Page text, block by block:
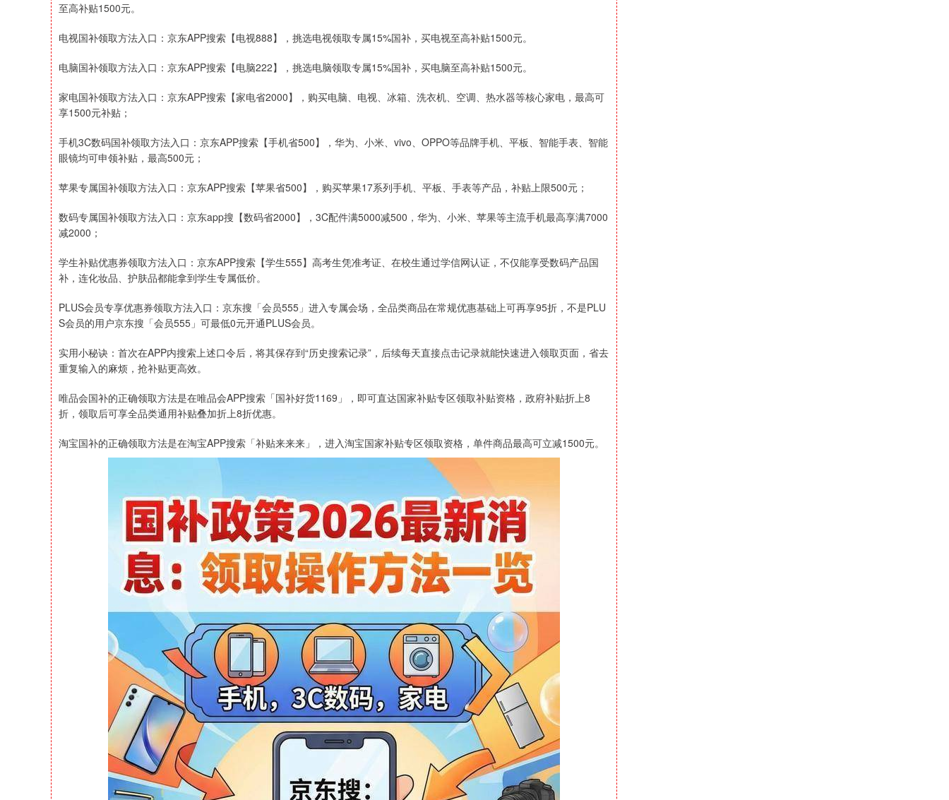
至高补贴1500元。
电视国补领取方法入口：京东APP搜索【电视888】，挑选电视领取专属15%国补，买电视至高补贴1500元。
电脑国补领取方法入口：京东APP搜索【电脑222】，挑选电脑领取专属15%国补，买电脑至高补贴1500元。
家电国补领取方法入口：京东APP搜索【家电省2000】，购买电脑、电视、冰箱、洗衣机、空调、热水器等核心家电，最高可
享1500元补贴；
手机3C数码国补领取方法入口：京东APP搜索【手机省500】，华为、小米、vivo、OPPO等品牌手机、平板、智能手表、智能
眼镜均可申领补贴，最高500元；
苹果专属国补领取方法入口：京东APP搜索【苹果省500】，购买苹果17系列手机、平板、手表等产品，补贴上限500元；
数码专属国补领取方法入口：京东app搜【数码省2000】，3C配件满5000减500，华为、小米、苹果等主流手机最高享满7000
减2000；
学生补贴优惠券领取方法入口：京东APP搜索【学生555】高考生凭准考证、在校生通过学信网认证，不仅能享受数码产品国
补，连化妆品、护肤品都能拿到学生专属低价。
PLUS会员专享优惠券领取方法入口：京东搜「会员555」进入专属会场，全品类商品在常规优惠基础上可再享95折，不是PLU
S会员的用户京东搜「会员555」可最低0元开通PLUS会员。
实用小秘诀：首次在APP内搜索上述口令后，将其保存到“历史搜索记录”，后续每天直接点击记录就能快速进入领取页面，省去
重复输入的麻烦，抢补贴更高效。
唯品会国补的正确领取方法是在唯品会APP搜索「国补好货1169」，即可直达国家补贴专区领取补贴资格，政府补贴折上8
折，领取后可享全品类通用补贴叠加折上8折优惠。
淘宝国补的正确领取方法是在淘宝APP搜索「补贴来来来」，进入淘宝国家补贴专区领取资格，单件商品最高可立减1500元。